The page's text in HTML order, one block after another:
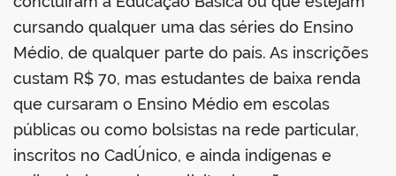
cursando qualquer uma das séries do Ensino
Médio, de qualquer parte do país. As inscrições
custam R$ 70, mas estudantes de baixa renda
que cursaram o Ensino Médio em escolas
públicas ou como bolsistas na rede particular,
inscritos no CadÚnico, e ainda indígenas e